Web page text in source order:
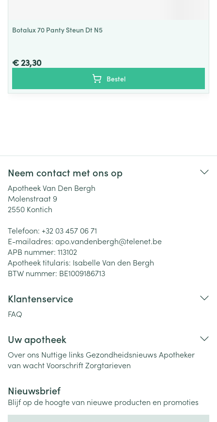
Botalux 70 Panty Steun Dt N5
€ 23,30
Bestel
Neem contact met ons op
Apotheek Van Den Bergh
Molenstraat 9
2550 Kontich
Telefoon: +32 03 457 06 71
E-mailadres: apo.vandenbergh@telenet.be
APB nummer: 113102
Apotheek titularis: Isabelle Van den Bergh
BTW nummer: BE1009186713
Klantenservice
FAQ
Uw apotheek
Over ons Nuttige links Gezondheidsnieuws Apotheker
van wachtVoorschriftZorgtarieven
Nieuwsbrief
Blijf op de hoogte van nieuwe producten en promoties